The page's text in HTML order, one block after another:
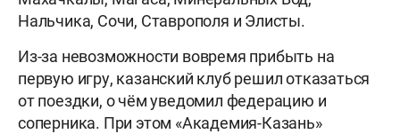
Нальчика, Сочи, Ставрополя и Элисты.
Из-за невозможности вовремя прибыть на
первую игру, казанский клуб решил отказаться
от поездки, о чём уведомил федерацию и
соперника. При этом «Академия-Казань»